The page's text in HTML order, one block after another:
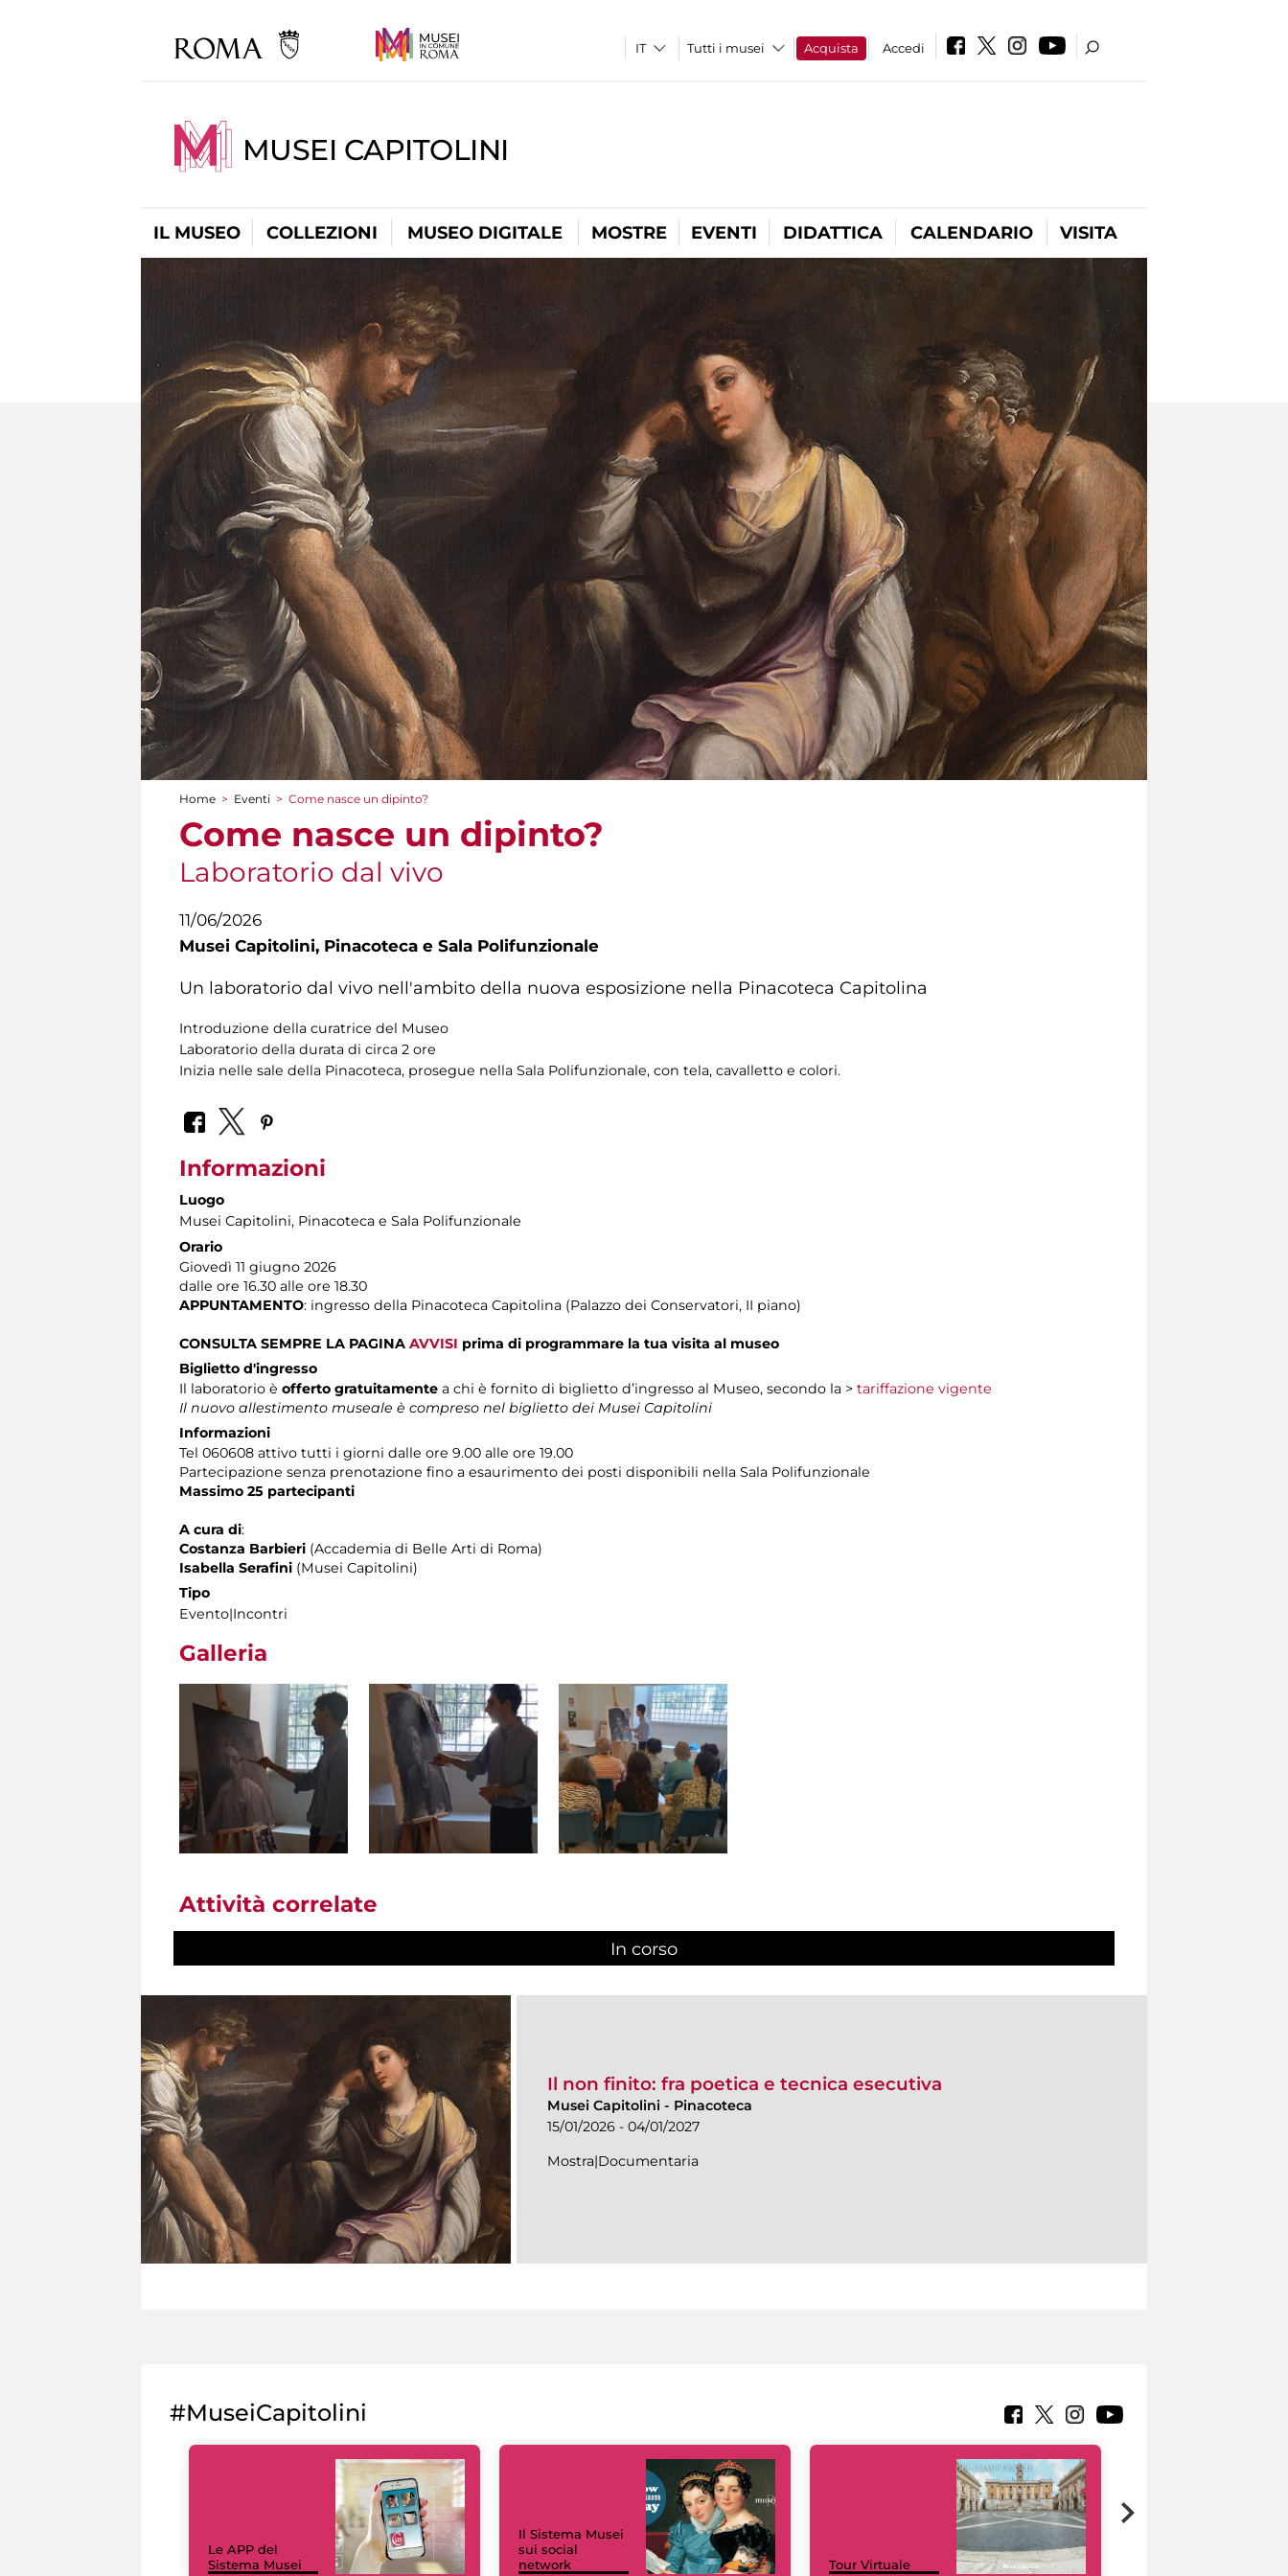
Tutti i musei Acquista Accedi
MUSEI CAPITOLINI
IL MUSEO COLLEZIONI MUSEO DIGITALE MOSTRE EVENTI DIDATTICA CALENDARIO VISITA
Tu sei qui
Home > Eventi > Come nasce un dipinto?
Come nasce un dipinto?
Laboratorio dal vivo
11/06/2026
Musei Capitolini, Pinacoteca e Sala Polifunzionale
Un laboratorio dal vivo nell'ambito della nuova esposizione nella Pinacoteca Capitolina
Introduzione della curatrice del Museo
Laboratorio della durata di circa 2 ore
Inizia nelle sale della Pinacoteca, prosegue nella Sala Polifunzionale, con tela, cavalletto e colori.
Informazioni
Luogo
Musei Capitolini, Pinacoteca e Sala Polifunzionale
Orario
Giovedì 11 giugno 2026
dalle ore 16.30 alle ore 18.30
APPUNTAMENTO: ingresso della Pinacoteca Capitolina (Palazzo dei Conservatori, II piano)
CONSULTA SEMPRE LA PAGINA AVVISI prima di programmare la tua visita al museo
Biglietto d'ingresso
Il laboratorio è offerto gratuitamente a chi è fornito di biglietto d’ingresso al Museo, secondo la > tariffazione vigente
Il nuovo allestimento museale è compreso nel biglietto dei Musei Capitolini
Informazioni
Tel 060608 attivo tutti i giorni dalle ore 9.00 alle ore 19.00
Partecipazione senza prenotazione fino a esaurimento dei posti disponibili nella Sala Polifunzionale
Massimo 25 partecipanti
A cura di:
Costanza Barbieri (Accademia di Belle Arti di Roma)
Isabella Serafini (Musei Capitolini)
Tipo
Evento|Incontri
Galleria
Attività correlate
In corso
Il non finito: fra poetica e tecnica esecutiva
Musei Capitolini - Pinacoteca
15/01/2026 - 04/01/2027
Mostra|Documentaria
#MuseiCapitolini
Le APP del
Sistema Musei
Il Sistema Musei
sui social
network
Tour Virtuale